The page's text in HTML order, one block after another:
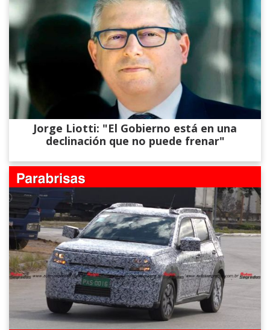
Jorge Liotti: "El Gobierno está en una
declinación que no puede frenar"